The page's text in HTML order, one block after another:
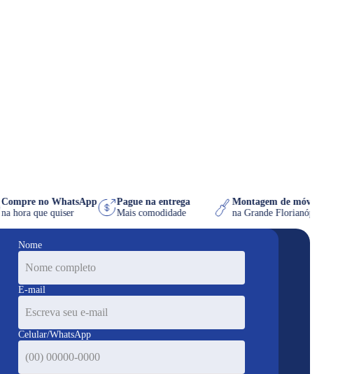
Compre no WhatsApp
na hora que quiser
Pague na entrega
Mais comodidade
Montagem de
na Grande
Nome
E-mail
Celular/WhatsApp